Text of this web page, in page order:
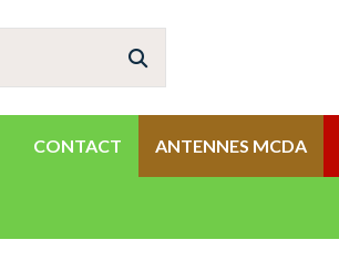
CONTACT ANTENNES MCDA